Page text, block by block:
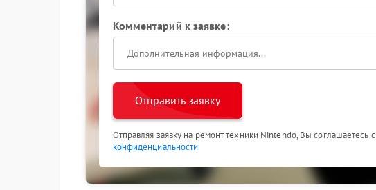
Комментарий к заявке:
Отправить заявку
Отправляя заявку на ремонт техники Nintendo, Вы соглашаетесь с
конфиденциальности